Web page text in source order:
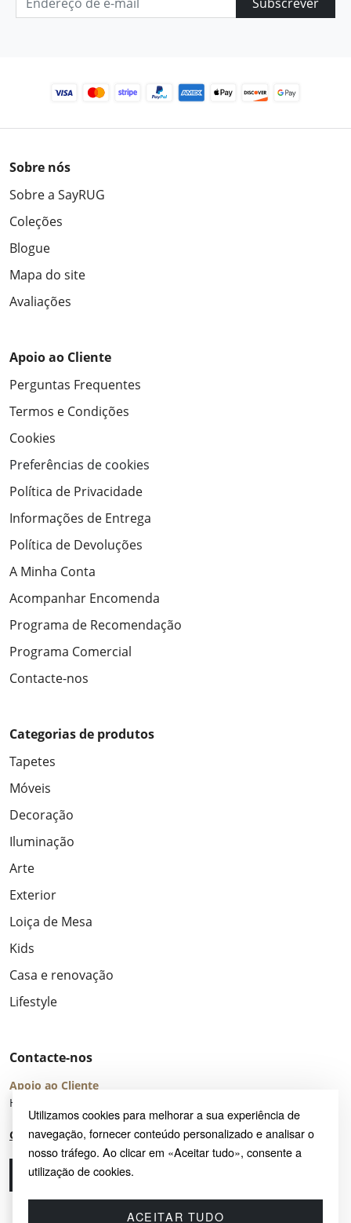
Utilizamos cookies para melhorar a sua experiência de
navegação, fornecer conteúdo personalizado e analisar o
nosso tráfego. Ao clicar em «Aceitar tudo», consente a
utilização de cookies.
ACEITAR TUDO
Sobre nós
Sobre a SayRUG
Coleções
Blogue
Mapa do site
Avaliações
Apoio ao Cliente
Perguntas Frequentes
Termos e Condições
Cookies
Preferências de cookies
Política de Privacidade
Informações de Entrega
Política de Devoluções
A Minha Conta
Acompanhar Encomenda
Programa de Recomendação
Programa Comercial
Contacte-nos
Categorias de produtos
Tapetes
Móveis
Decoração
Iluminação
Arte
Exterior
Loiça de Mesa
Kids
Casa e renovação
Lifestyle
Contacte-nos
Apoio ao Cliente
Horário de Atendimento: seg – sex 8:00 – 16:00 (UTC+2)
Centro de Ajuda
Ligue-nos